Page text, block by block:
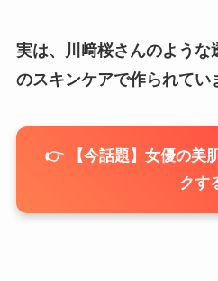
実は、川﨑桜さんのような
のスキンケアで作られてい
👉 【今話題】女優の美
クす